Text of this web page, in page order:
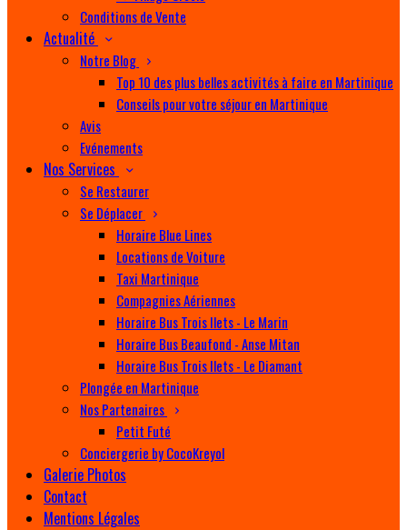
Conditions de Vente
Actualité
Notre Blog
Top 10 des plus belles activités à faire en Martinique
Conseils pour votre séjour en Martinique
Avis
Evénements
Nos Services
Se Restaurer
Se Déplacer
Horaire Blue Lines
Locations de Voiture
Taxi Martinique
Compagnies Aériennes
Horaire Bus Trois Ilets - Le Marin
Horaire Bus Beaufond - Anse Mitan
Horaire Bus Trois Ilets - Le Diamant
Plongée en Martinique
Nos Partenaires
Petit Futé
Conciergerie by CocoKreyol
Galerie Photos
Contact
Mentions Légales